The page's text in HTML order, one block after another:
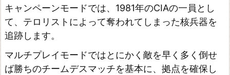
キャンペーンモードでは、1981年のCIAの一員とし
て、テロリストによって奪われてしまった核兵器を
追跡します。
マルチプレイモードではとにかく敵を早く多く倒せ
ば勝ちのチームデスマッチを基本に、拠点を確保し